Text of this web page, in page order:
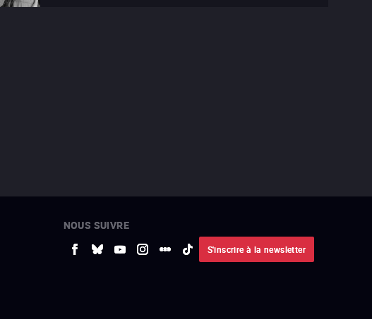
NOUS SUIVRE
S'inscrire à la newsletter